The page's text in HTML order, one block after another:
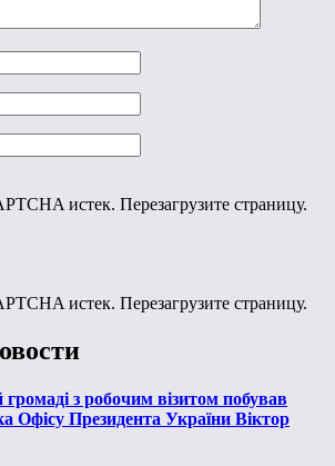
истек. Перезагрузите страницу.
истек. Перезагрузите страницу.
з робочим візитом побував
Офісу Президента України Віктор